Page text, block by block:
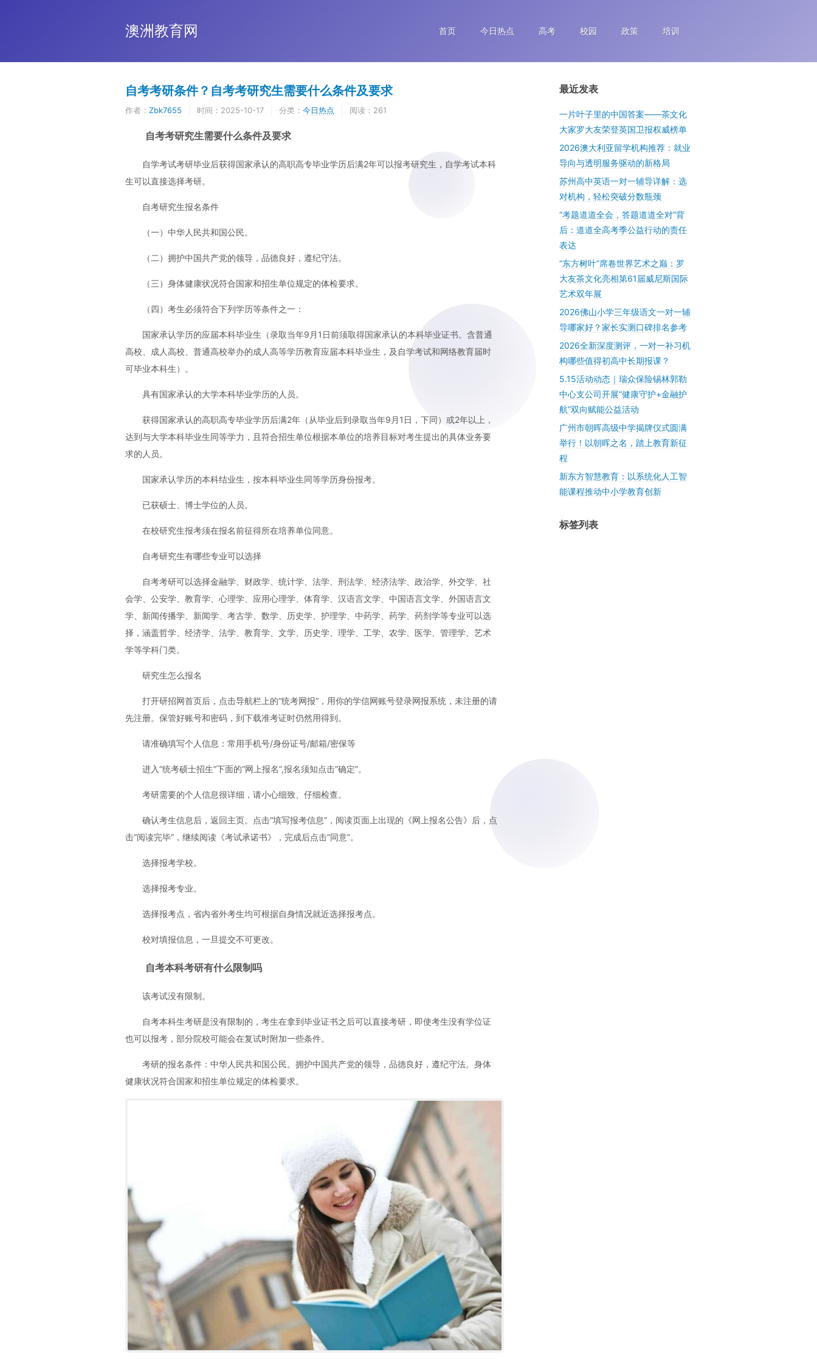
澳洲教育网 首页 今日热点 高考 校园 政策 培训
自考考研条件？自考考研究生需要什么条件及要求
作者： Zbk7655 时间： 2025-10-17 分类： 今日热点 阅读：261
自考考研究生需要什么条件及要求
自学考试考研毕业后获得国家承认的高职高专毕业学历后满2年可以报考研究生，自学考试本科
生可以直接选择考研。
自考研究生报名条件
（一）中华人民共和国公民。
（二）拥护中国共产党的领导，品德良好，遵纪守法。
（三）身体健康状况符合国家和招生单位规定的体检要求。
（四）考生必须符合下列学历等条件之一：
国家承认学历的应届本科毕业生（录取当年9月1日前须取得国家承认的本科毕业证书。含普通
高校、成人高校、普通高校举办的成人高等学历教育应届本科毕业生，及自学考试和网络教育届时
可毕业本科生）。
具有国家承认的大学本科毕业学历的人员。
获得国家承认的高职高专毕业学历后满2年（从毕业后到录取当年9月1日，下同）或2年以上，
达到与大学本科毕业生同等学力，且符合招生单位根据本单位的培养目标对考生提出的具体业务要
求的人员。
国家承认学历的本科结业生，按本科毕业生同等学历身份报考。
已获硕士、博士学位的人员。
在校研究生报考须在报名前征得所在培养单位同意。
自考研究生有哪些专业可以选择
自考考研可以选择金融学、财政学、统计学、法学、刑法学、经济法学、政治学、外交学、社
会学、公安学、教育学、心理学、应用心理学、体育学、汉语言文学、中国语言文学、外国语言文
学、新闻传播学、新闻学、考古学、数学、历史学、护理学、中药学、药学、药剂学等专业可以选
择，涵盖哲学、经济学、法学、教育学、文学、历史学、理学、工学、农学、医学、管理学、艺术
学等学科门类。
研究生怎么报名
打开研招网首页后，点击导航栏上的“统考网报”，用你的学信网账号登录网报系统，未注册的请
先注册。保管好账号和密码，到下载准考证时仍然用得到。
请准确填写个人信息：常用手机号/身份证号/邮箱/密保等
进入“统考硕士招生”下面的“网上报名”,报名须知点击“确定”。
考研需要的个人信息很详细，请小心细致、仔细检查。
确认考生信息后，返回主页。点击“填写报考信息”，阅读页面上出现的《网上报名公告》后，点
击“阅读完毕”，继续阅读《考试承诺书》，完成后点击“同意”。
选择报考学校。
选择报考专业。
选择报考点，省内省外考生均可根据自身情况就近选择报考点。
校对填报信息，一旦提交不可更改。
自考本科考研有什么限制吗
该考试没有限制。
自考本科生考研是没有限制的，考生在拿到毕业证书之后可以直接考研，即使考生没有学位证
也可以报考，部分院校可能会在复试时附加一些条件。
考研的报名条件：中华人民共和国公民。拥护中国共产党的领导，品德良好，遵纪守法。身体
健康状况符合国家和招生单位规定的体检要求。
最近发表
一片叶子里的中国答案——茶文化
大家罗大友荣登英国卫报权威榜单
2026澳大利亚留学机构推荐：就业
导向与透明服务驱动的新格局
苏州高中英语一对一辅导详解：选
对机构，轻松突破分数瓶颈
“考题道道全会，答题道道全对”背
后：道道全高考季公益行动的责任
表达
“东方树叶”席卷世界艺术之巅：罗
大友茶文化亮相第61届威尼斯国际
艺术双年展
2026佛山小学三年级语文一对一辅
导哪家好？家长实测口碑排名参考
2026全新深度测评，一对一补习机
构哪些值得初高中长期报课？
5.15活动动态｜瑞众保险锡林郭勒
中心支公司开展“健康守护+金融护
航”双向赋能公益活动
广州市朝晖高级中学揭牌仪式圆满
举行！以朝晖之名，踏上教育新征
程
新东方智慧教育：以系统化人工智
能课程推动中小学教育创新
标签列表